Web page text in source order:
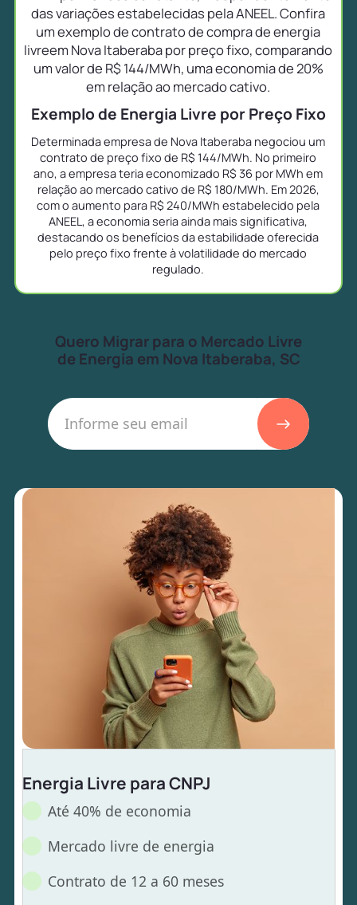
das variações estabelecidas pela ANEEL. Confira
um exemplo de contrato de compra de energia
livreem Nova Itaberaba por preço fixo, comparando
um valor de R$ 144/MWh, uma economia de 20%
em relação ao mercado cativo.
Exemplo de Energia Livre por Preço Fixo
Determinada empresa de Nova Itaberaba negociou um
contrato de preço fixo de R$ 144/MWh. No primeiro
ano, a empresa teria economizado R$ 36 por MWh em
relação ao mercado cativo de R$ 180/MWh. Em 2026,
com o aumento para R$ 240/MWh estabelecido pela
ANEEL, a economia seria ainda mais significativa,
destacando os benefícios da estabilidade oferecida
pelo preço fixo frente à volatilidade do mercado
regulado.
Quero Migrar para o Mercado Livre
de Energia em Nova Itaberaba, SC
Energia Livre para CNPJ
Até 40% de economia
Mercado livre de energia
Contrato de 12 a 60 meses